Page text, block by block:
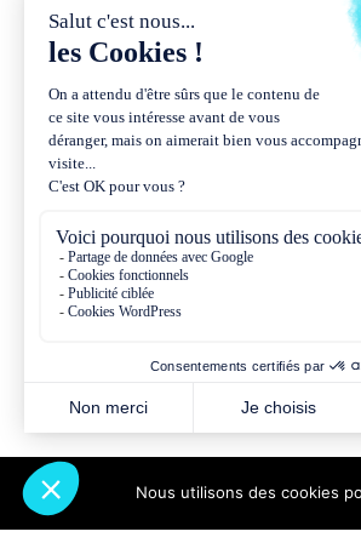
Nous utilisons des cookies